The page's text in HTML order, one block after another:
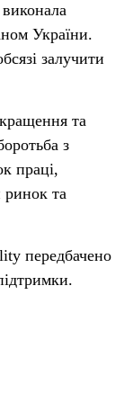
України.
залучити
та
з
праці,
ринок та
передбачено